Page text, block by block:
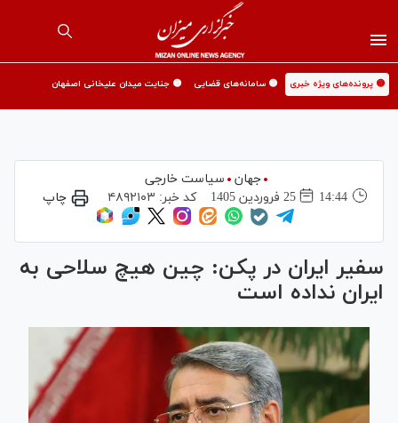
🟡 پرونده‌های ویژه خبری 🟡 سامانه‌های قضایی 🟡 جنایت میدان علیخانی اصفهان
جهان
سیاست خارجی
14:44
25 فروردين 1405 کد خبر: ۴۸۹۲۱۰۳ چاپ
سفیر ایران در پکن: چین هیچ سلاحی به
ایران نداده است